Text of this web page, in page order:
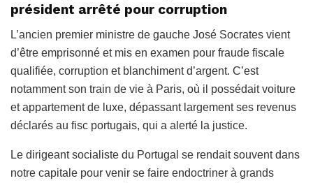
président arrêté pour corruption
L’ancien premier ministre de gauche José Socrates vient
d’être emprisonné et mis en examen pour fraude fiscale
qualifiée, corruption et blanchiment d’argent. C’est
notamment son train de vie à Paris, où il possédait voiture
et appartement de luxe, dépassant largement ses revenus
déclarés au fisc portugais, qui a alerté la justice.
Le dirigeant socialiste du Portugal se rendait souvent dans
notre capitale pour venir se faire endoctriner à grands